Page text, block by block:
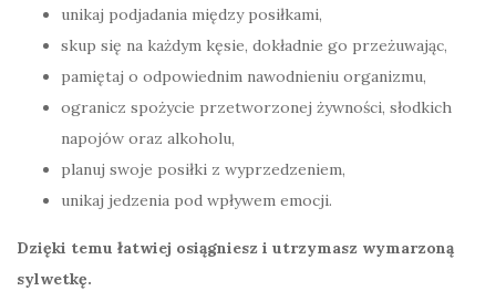
unikaj podjadania między posiłkami,
skup się na każdym kęsie, dokładnie go przeżuwając,
pamiętaj o odpowiednim nawodnieniu organizmu,
ogranicz spożycie przetworzonej żywności, słodkich
napojów oraz alkoholu,
planuj swoje posiłki z wyprzedzeniem,
unikaj jedzenia pod wpływem emocji.
Dzięki temu łatwiej osiągniesz i utrzymasz wymarzoną
sylwetkę.